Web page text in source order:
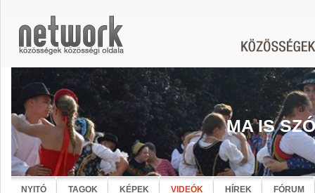
MA IS
NYITÓ TAGOK KÉPEK VIDEÓK HÍREK FÓRUM